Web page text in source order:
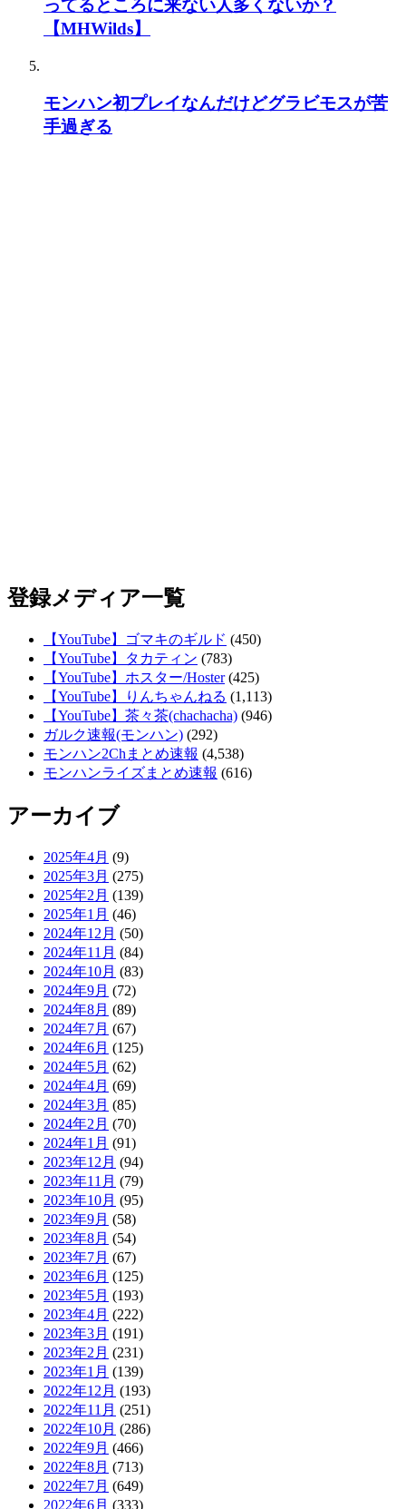
ってるところに来ない人多くないか？
【MHWilds】
モンハン初プレイなんだけどグラビモスが苦
手過ぎる
登録メディア一覧
【YouTube】ゴマキのギルド (450)
【YouTube】タカティン (783)
【YouTube】ホスター/Hoster(425)
【YouTube】りんちゃんねる (1,113)
【YouTube】茶々茶(chachacha) (946)
ガルク速報(モンハン) (292)
モンハン2Chまとめ速報 (4,538)
モンハンライズまとめ速報 (616)
アーカイブ
2025年4月 (9)
2025年3月 (275)
2025年2月 (139)
2025年1月 (46)
2024年12月 (50)
2024年11月 (84)
2024年10月 (83)
2024年9月 (72)
2024年8月 (89)
2024年7月 (67)
2024年6月 (125)
2024年5月 (62)
2024年4月 (69)
2024年3月 (85)
2024年2月 (70)
2024年1月 (91)
2023年12月 (94)
2023年11月 (79)
2023年10月 (95)
2023年9月 (58)
2023年8月 (54)
2023年7月 (67)
2023年6月 (125)
2023年5月 (193)
2023年4月 (222)
2023年3月 (191)
2023年2月 (231)
2023年1月 (139)
2022年12月 (193)
2022年11月 (251)
2022年10月 (286)
2022年9月 (466)
2022年8月 (713)
2022年7月 (649)
2022年6月 (333)